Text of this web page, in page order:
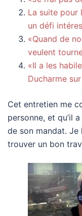
La suite pour
un défi
«Quand de
veulent
«Il a les
Ducharme
Cet entretien me
personne, et qu’il
de son mandat. Je
trouver un bon